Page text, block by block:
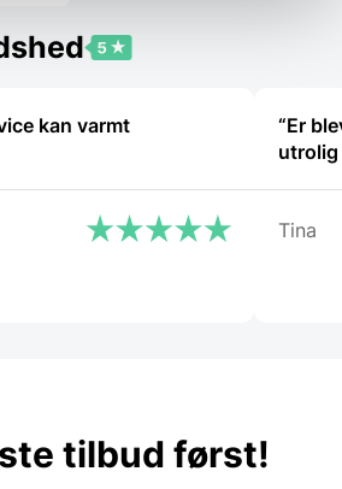
kan varmt
“Er
utrolig
Tina
tilbud først!